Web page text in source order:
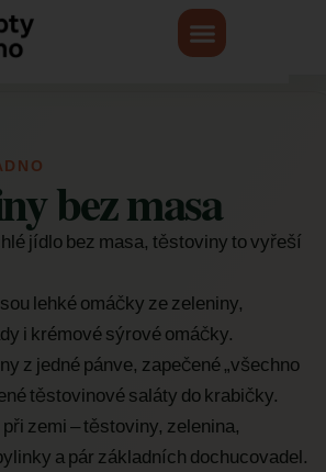
bez masa
jídlo bez masa, těstoviny to vyřeší
lehké omáčky ze zeleniny,
i krémové sýrové omáčky.
z jedné pánve, zapečené „všechno
těstovinové saláty do krabičky.
zemi – těstoviny, zelenina,
a pár základních dochucovadel.